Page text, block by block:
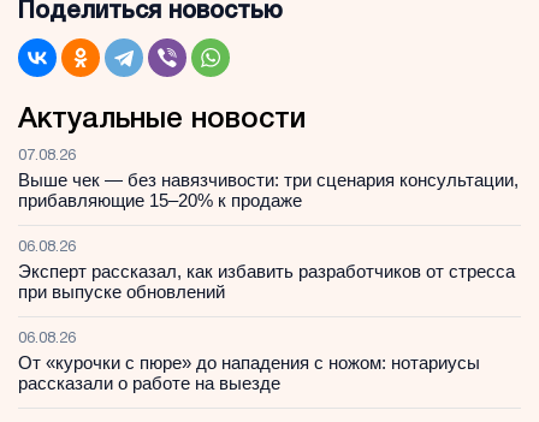
Поделиться новостью
Актуальные новости
07.08.26
Выше чек — без навязчивости: три сценария консультации,
прибавляющие 15–20% к продаже
06.08.26
Эксперт рассказал, как избавить разработчиков от стресса
при выпуске обновлений
06.08.26
От «курочки с пюре» до нападения с ножом: нотариусы
рассказали о работе на выезде